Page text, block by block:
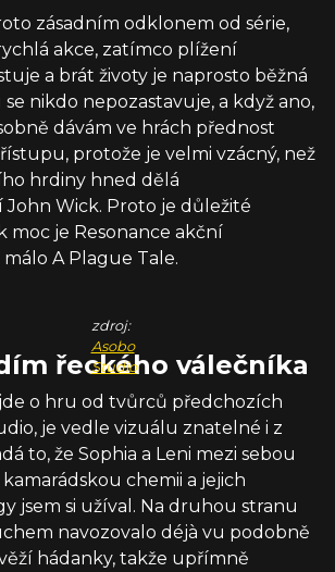
zásadním odklonem od série,
akce, zatímco plížení
a brát životy je naprosto běžná
nikdo nepozastavuje, a když ano,
dávám ve hrách přednost
protože je velmi vzácný, než
hrdiny hned dělá
Wick. Proto je důležité
moc je Resonance akční
A Plague Tale.
zdroj:
Asobo
Studio
řeckého válečníka
o hru od tvůrců předchozích
je vedle vizuálu znatelné i z
to, že Sophia a Leni mezi sebou
chemii a jejich
jsem si užíval. Na druhou stranu
navozovalo déjà vu podobně
hádanky, takže upřímně